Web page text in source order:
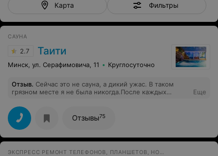
Карта Фильтры
САУНА
2.7 Таити
Минск, ул. Серафимовича, 11 Круглосуточно
Отзыв. Сейчас это не сауна, а дикий ужас. В таком
грязном месте я не была никогда.После каждых
вообще никак. На лестнице, да и кругом паутина,
плесень, крошки на столах, сантехника просто нет
слов. Очень жаль зря потраченного времени, к
сожалению, при бронировании, не было у друзей
возможности приехать и посмотреть ее, больше туда
Еще
Отзывы75
ЭКСПРЕСС РЕМОНТ ТЕЛЕФОНОВ, ПЛАНШЕТОВ, НОУТБУКОВ, ФОТОАППАРАТОВ